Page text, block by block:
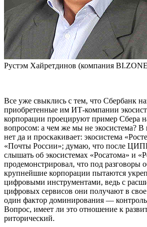
Рустэм Хайретдинов (компания
Все уже свыклись с тем, что Сбербанк
приобретенные им ИТ-компании
корпорации проецируют пример Сбера
вопросом: а чем же мы не экосистема? В
нет да и проскакивает: экосистема
«Почты России»; думаю, что после
слышать об экосистемах «Росатома» и
продемонстрировал, что под разговоры
крупнейшие корпорации пытаются
цифровыми инструментами, ведь с
цифровых сервисов они получают в
один фактор доминирования —
Вопрос, имеет ли это отношение к
риторический.